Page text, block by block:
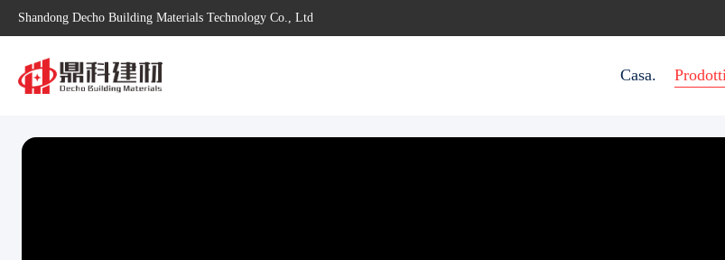
Shandong Decho Building Materials Technology Co., Ltd
Casa.